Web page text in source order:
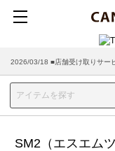
2026/03/18 ■店舗受け取りサー
SM2（エスエム